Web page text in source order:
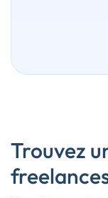
Trouvez